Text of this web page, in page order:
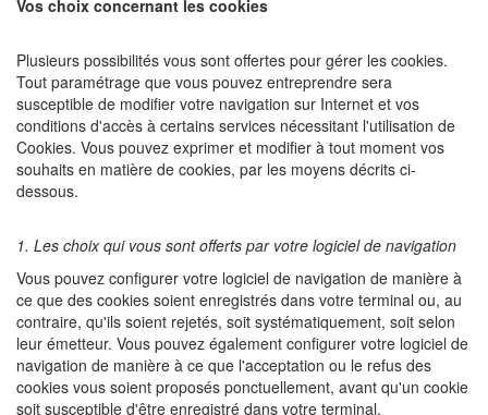
Vos choix concernant les cookies
Plusieurs possibilités vous sont offertes pour gérer les cookies.
Tout paramétrage que vous pouvez entreprendre sera
susceptible de modifier votre navigation sur Internet et vos
conditions d'accès à certains services nécessitant l'utilisation de
Cookies. Vous pouvez exprimer et modifier à tout moment vos
souhaits en matière de cookies, par les moyens décrits ci-
dessous.
1. Les choix qui vous sont offerts par votre logiciel de navigation
Vous pouvez configurer votre logiciel de navigation de manière à
ce que des cookies soient enregistrés dans votre terminal ou, au
contraire, qu'ils soient rejetés, soit systématiquement, soit selon
leur émetteur. Vous pouvez également configurer votre logiciel de
navigation de manière à ce que l'acceptation ou le refus des
cookies vous soient proposés ponctuellement, avant qu'un cookie
soit susceptible d'être enregistré dans votre terminal.